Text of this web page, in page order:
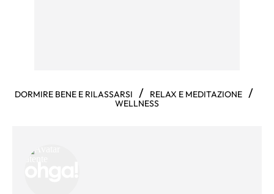
DORMIRE BENE E RILASSARSI / RELAX E MEDITAZIONE /
WELLNESS